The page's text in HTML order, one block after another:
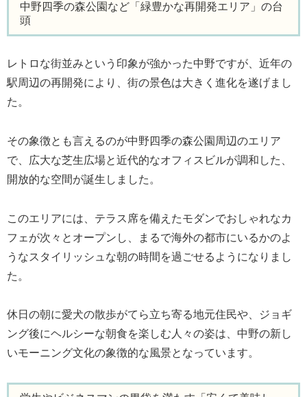
中野四季の森公園など「緑豊かな再開発エリア」の台
頭
レトロな街並みという印象が強かった中野ですが、近年の
駅周辺の再開発により、街の景色は大きく進化を遂げまし
た。
その象徴とも言えるのが中野四季の森公園周辺のエリア
で、広大な芝生広場と近代的なオフィスビルが調和した、
開放的な空間が誕生しました。
このエリアには、テラス席を備えたモダンでおしゃれなカ
フェが次々とオープンし、まるで海外の都市にいるかのよ
うなスタイリッシュな朝の時間を過ごせるようになりまし
た。
休日の朝に愛犬の散歩がてら立ち寄る地元住民や、ジョギ
ング後にヘルシーな朝食を楽しむ人々の姿は、中野の新し
いモーニング文化の象徴的な風景となっています。